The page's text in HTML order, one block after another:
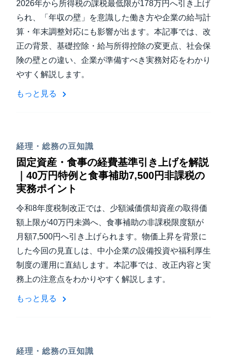
2026年から所得税の課税最低限が178万円へ引き上げ
られ、「年収の壁」を意識した働き方や企業の給与計
算・年末調整対応にも影響が出ます。本記事では、改
正の背景、基礎控除・給与所得控除の変更点、社会保
険の壁との違い、企業が準備すべき実務対応をわかり
やすく解説します。
もっと見る
経理・総務の豆知識
固定資産・食事の経費基準引き上げを解説
｜40万円特例と食事補助7,500円非課税の
実務ポイント
令和8年度税制改正では、少額減価償却資産の取得価
額上限が40万円未満へ、食事補助の非課税限度額が
月額7,500円へ引き上げられます。物価上昇を背景に
した今回の見直しは、中小企業の設備投資や福利厚生
制度の運用に直結します。本記事では、改正内容と実
務上の注意点をわかりやすく解説します。
もっと見る
経理・総務の豆知識